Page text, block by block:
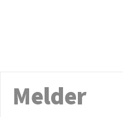
Melder